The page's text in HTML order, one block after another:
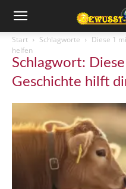
Start Schlagworte
Diese 1
helfen
Schlagwort:
Geschichte hilft